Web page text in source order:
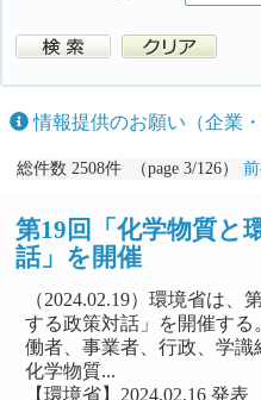
情報提供のお願い（企業
総件数 2508件 （page 3/126）
第19回「化学物質と
話」を開催
（2024.02.19）環境省は、
する政策対話」を開催す
働者、事業者、行政、学識
化学物質...
【環境省】2024.02.16 発表